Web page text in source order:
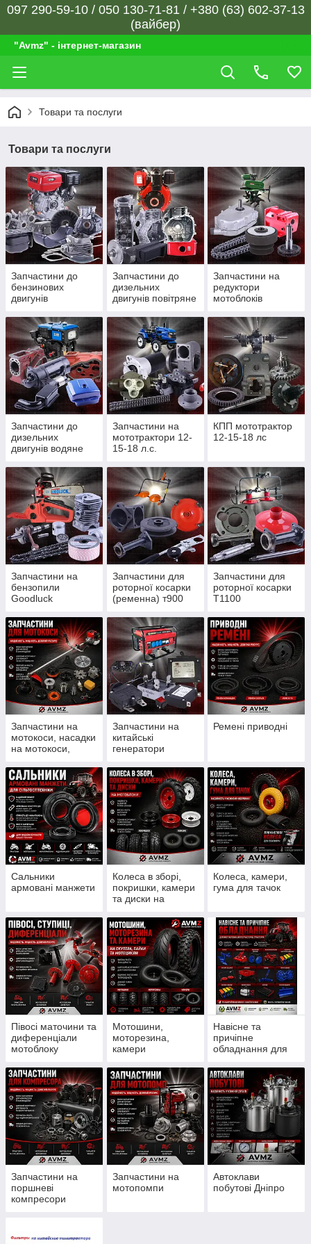
097 290-59-10 / 050 130-71-81 / +380 (63) 602-37-13
(вайбер)
"Avmz" - інтернет-магазин
Товари та послуги
Товари та послуги
Запчастини до
бензинових
двигунів
Запчастини до
дизельних
двигунів повітряне
Запчастини на
редуктори
мотоблоків
Запчастини до
дизельних
двигунів водяне
Запчастини на
мототрактори 12-
15-18 л.с.
КПП мототрактор
12-15-18 лс
Запчастини на
бензопили
Goodluck
350/352, St180
Запчастини для
роторної косарки
(ременна) т900
Запчастини для
роторної косарки
Т1100
Запчастини на
мотокоси, насадки
на мотокоси,
Запчастини на
китайські
генератори
Ремені приводні
Сальники
армовані манжети
Колеса в зборі,
покришки, камери
та диски на
Колеса, камери,
гума для тачок
Півосі маточини та
диференціали
мотоблоку
Мотошини,
моторезина,
камери
Навісне та
причіпне
обладнання для
Запчастини на
поршневі
компресори
Запчастини на
мотопомпи
Автоклави
побутові Дніпро